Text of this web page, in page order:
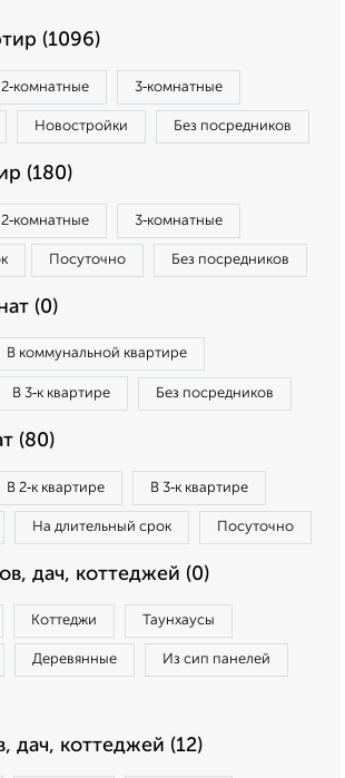
(1096)
2‑комнатные 3‑комнатные
Новостройки Без посредников
(180)
2‑комнатные 3‑комнатные
Посуточно Без посредников
(0)
В коммунальной квартире
В 3‑к квартире Без посредников
(80)
В 2‑к квартире В 3‑к квартире
На длительный срок Посуточно
дач, коттеджей (0)
Коттеджи Таунхаусы
Деревянные Из сип панелей
дач, коттеджей (12)